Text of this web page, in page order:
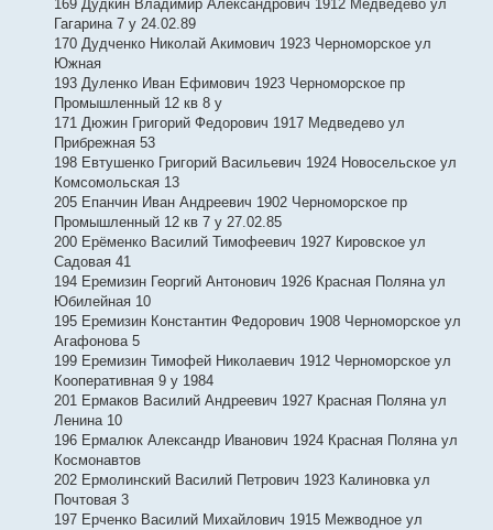
169 Дудкин Владимир Александрович 1912 Медведево ул
Гагарина 7 у 24.02.89
170 Дудченко Николай Акимович 1923 Черноморское ул
Южная
193 Дуленко Иван Ефимович 1923 Черноморское пр
Промышленный 12 кв 8 у
171 Дюжин Григорий Федорович 1917 Медведево ул
Прибрежная 53
198 Евтушенко Григорий Васильевич 1924 Новосельское ул
Комсомольская 13
205 Епанчин Иван Андреевич 1902 Черноморское пр
Промышленный 12 кв 7 у 27.02.85
200 Ерёменко Василий Тимофеевич 1927 Кировское ул
Садовая 41
194 Еремизин Георгий Антонович 1926 Красная Поляна ул
Юбилейная 10
195 Еремизин Константин Федорович 1908 Черноморское ул
Агафонова 5
199 Еремизин Тимофей Николаевич 1912 Черноморское ул
Кооперативная 9 у 1984
201 Ермаков Василий Андреевич 1927 Красная Поляна ул
Ленина 10
196 Ермалюк Александр Иванович 1924 Красная Поляна ул
Космонавтов
202 Ермолинский Василий Петрович 1923 Калиновка ул
Почтовая 3
197 Ерченко Василий Михайлович 1915 Межводное ул